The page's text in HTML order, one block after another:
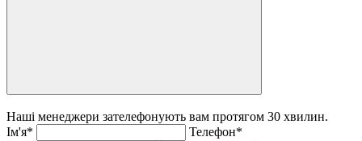
Наші менеджери зателефонують вам протягом 30 хвилин.
Iм'я*
Телефон*